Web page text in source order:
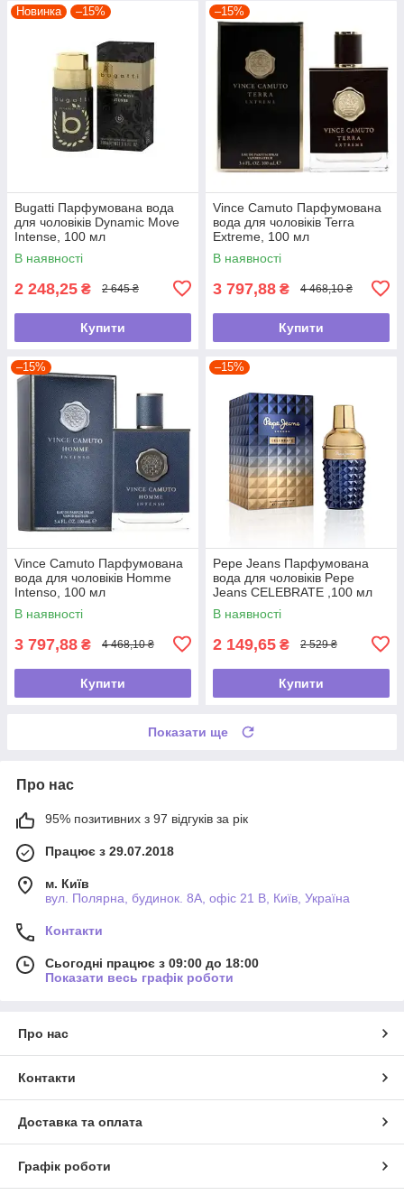
Новинка –15%
Bugatti Парфумована вода
для чоловіків Dynamic Move
Intense, 100 мл
В наявності
2 248,25 ₴ 2 645 ₴
Купити
–15%
Vince Camuto Парфумована
вода для чоловіків Terra
Extreme, 100 мл
В наявності
3 797,88 ₴ 4 468,10 ₴
Купити
–15%
Vince Camuto Парфумована
вода для чоловіків Homme
Intenso, 100 мл
В наявності
3 797,88 ₴ 4 468,10 ₴
Купити
–15%
Pepe Jeans Парфумована
вода для чоловіків Pepe
Jeans CELEBRATE ,100 мл
В наявності
2 149,65 ₴ 2 529 ₴
Купити
Показати ще
Про нас
95% позитивних з 97 відгуків за рік
Працює з 29.07.2018
м. Київ
вул. Полярна, будинок. 8А, офіс 21 В, Київ, Україна
Контакти
Сьогодні працює з 09:00 до 18:00
Показати весь графік роботи
Про нас
Контакти
Доставка та оплата
Графік роботи